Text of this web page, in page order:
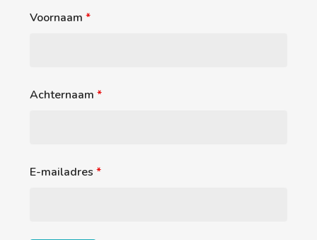
Voornaam *
Achternaam *
E-mailadres *